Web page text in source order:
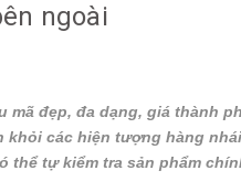
ngoài
đẹp, đa dạng, giá thành
các hiện tượng hàng
thể tự kiểm tra sản phẩm